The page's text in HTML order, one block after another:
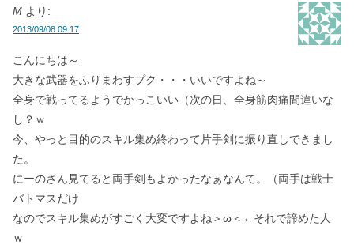
M より:
2013/09/08 09:17
こんにちは～
大きな武器をふりまわすプク・・・いいですよね～
全身で戦ってるようでかっこいい（次の日、全身筋肉痛間違いな
し？ｗ
今、やっと目的のスキル集め終わって片手剣に振り直しできまし
た。
にーのさん見てると両手剣もよかったなぁなんて。（両手は戦士
バトマスだけ
なのでスキル集めがすごく大変ですよね＞ω＜←それで諦めた人
ｗ